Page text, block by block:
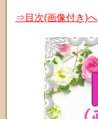
⇒目次(画像付き)へ